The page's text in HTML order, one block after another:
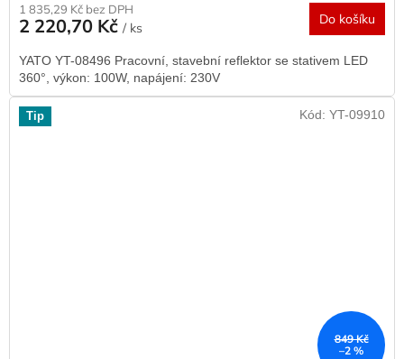
1 835,29 Kč bez DPH
2 220,70 Kč / ks
Do košíku
YATO YT-08496 Pracovní, stavební reflektor se stativem LED
360°, výkon: 100W, napájení: 230V
Tip
849 Kč
–2 %
Kód: YT-09910